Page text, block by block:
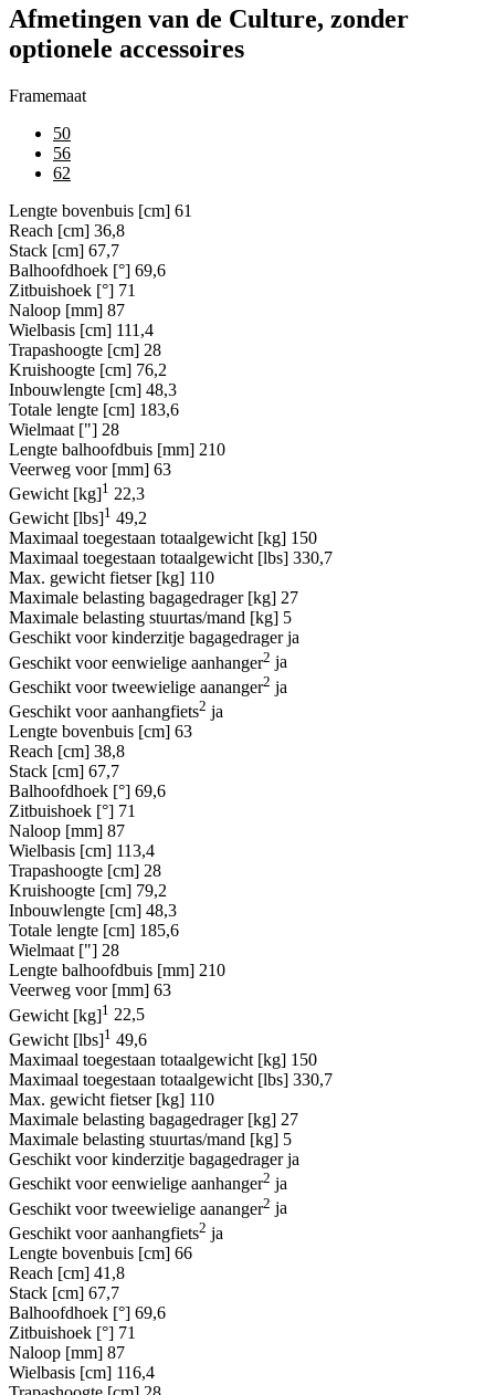
Afmetingen van de Culture, zonder
optionele accessoires
Framemaat
50
56
62
Lengte bovenbuis [cm] 61
Reach [cm] 36,8
Stack [cm] 67,7
Balhoofdhoek [°] 69,6
Zitbuishoek [°] 71
Naloop [mm] 87
Wielbasis [cm] 111,4
Trapashoogte [cm] 28
Kruishoogte [cm] 76,2
Inbouwlengte [cm] 48,3
Totale lengte [cm] 183,6
Wielmaat ["] 28
Lengte balhoofdbuis [mm] 210
Veerweg voor [mm] 63
Gewicht [kg]1 22,3
Gewicht [lbs]1 49,2
Maximaal toegestaan totaalgewicht [kg] 150
Maximaal toegestaan totaalgewicht [lbs] 330,7
Max. gewicht fietser [kg] 110
Maximale belasting bagagedrager [kg] 27
Maximale belasting stuurtas/mand [kg] 5
Geschikt voor kinderzitje bagagedrager ja
Geschikt voor eenwielige aanhanger2 ja
Geschikt voor tweewielige aananger2 ja
Geschikt voor aanhangfiets2 ja
Lengte bovenbuis [cm] 63
Reach [cm] 38,8
Stack [cm] 67,7
Balhoofdhoek [°] 69,6
Zitbuishoek [°] 71
Naloop [mm] 87
Wielbasis [cm] 113,4
Trapashoogte [cm] 28
Kruishoogte [cm] 79,2
Inbouwlengte [cm] 48,3
Totale lengte [cm] 185,6
Wielmaat ["] 28
Lengte balhoofdbuis [mm] 210
Veerweg voor [mm] 63
Gewicht [kg]1 22,5
Gewicht [lbs]1 49,6
Maximaal toegestaan totaalgewicht [kg] 150
Maximaal toegestaan totaalgewicht [lbs] 330,7
Max. gewicht fietser [kg] 110
Maximale belasting bagagedrager [kg] 27
Maximale belasting stuurtas/mand [kg] 5
Geschikt voor kinderzitje bagagedrager ja
Geschikt voor eenwielige aanhanger2 ja
Geschikt voor tweewielige aananger2 ja
Geschikt voor aanhangfiets2 ja
Lengte bovenbuis [cm] 66
Reach [cm] 41,8
Stack [cm] 67,7
Balhoofdhoek [°] 69,6
Zitbuishoek [°] 71
Naloop [mm] 87
Wielbasis [cm] 116,4